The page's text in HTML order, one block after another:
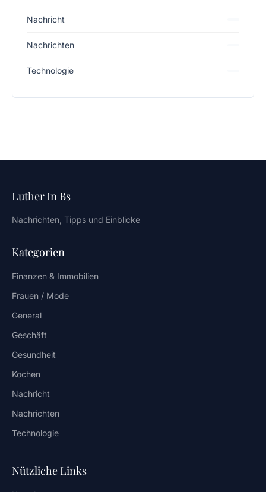
Nachricht
Nachrichten
Technologie
Luther In Bs
Nachrichten, Tipps und Einblicke
Kategorien
Finanzen & Immobilien
Frauen / Mode
General
Geschäft
Gesundheit
Kochen
Nachricht
Nachrichten
Technologie
Nützliche Links